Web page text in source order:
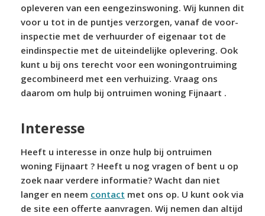
opleveren van een eengezinswoning. Wij kunnen dit
voor u tot in de puntjes verzorgen, vanaf de voor-
inspectie met de verhuurder of eigenaar tot de
eindinspectie met de uiteindelijke oplevering. Ook
kunt u bij ons terecht voor een woningontruiming
gecombineerd met een verhuizing. Vraag ons
daarom om hulp bij ontruimen woning Fijnaart .
Interesse
Heeft u interesse in onze hulp bij ontruimen
woning Fijnaart ? Heeft u nog vragen of bent u op
zoek naar verdere informatie? Wacht dan niet
langer en neem contact met ons op. U kunt ook via
de site een offerte aanvragen. Wij nemen dan altijd